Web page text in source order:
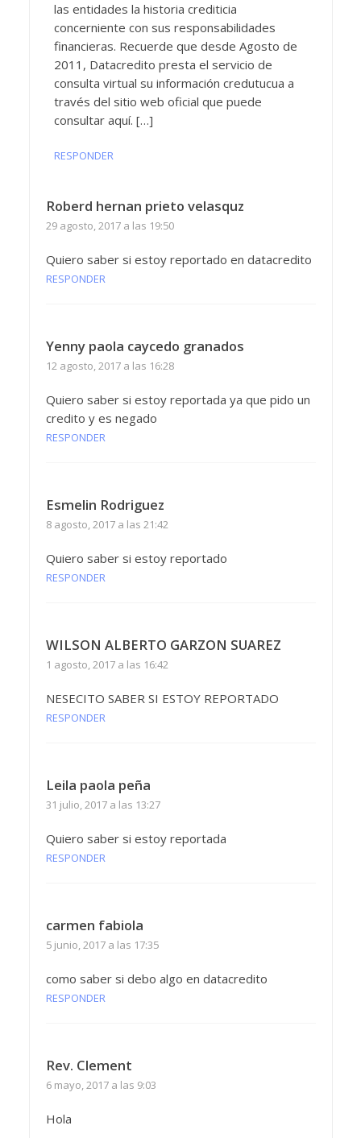
las entidades la historia crediticia
concerniente con sus responsabilidades
financieras. Recuerde que desde Agosto de
2011, Datacredito presta el servicio de
consulta virtual su información credutucua a
través del sitio web oficial que puede
consultar aquí. […]
RESPONDER
Roberd hernan prieto velasquz
29 agosto, 2017 a las 19:50
Quiero saber si estoy reportado en datacredito
RESPONDER
Yenny paola caycedo granados
12 agosto, 2017 a las 16:28
Quiero saber si estoy reportada ya que pido un
credito y es negado
RESPONDER
Esmelin Rodriguez
8 agosto, 2017 a las 21:42
Quiero saber si estoy reportado
RESPONDER
WILSON ALBERTO GARZON SUAREZ
1 agosto, 2017 a las 16:42
NESECITO SABER SI ESTOY REPORTADO
RESPONDER
Leila paola peña
31 julio, 2017 a las 13:27
Quiero saber si estoy reportada
RESPONDER
carmen fabiola
5 junio, 2017 a las 17:35
como saber si debo algo en datacredito
RESPONDER
Rev. Clement
6 mayo, 2017 a las 9:03
Hola